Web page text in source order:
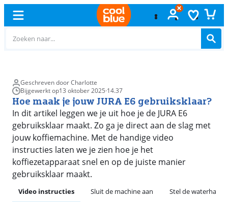
Geschreven door Charlotte
Bijgewerkt op13 oktober 2025·14.37
Hoe maak je jouw JURA E6 gebruiksklaar?
In dit artikel leggen we je uit hoe je de JURA E6
gebruiksklaar maakt. Zo ga je direct aan de slag met
jouw koffiemachine. Met de handige video
instructies laten we je zien hoe je het
koffiezetapparaat snel en op de juiste manier
gebruiksklaar maakt.
Video instructies Sluit de machine aan Stel de